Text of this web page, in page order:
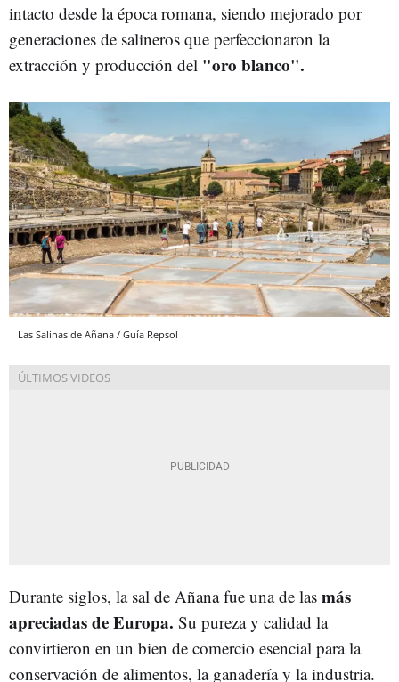
intacto desde la época romana, siendo mejorado por
generaciones de salineros que perfeccionaron la
extracción y producción del "oro blanco".
Las Salinas de Añana / Guía Repsol
Durante siglos, la sal de Añana fue una de las más
apreciadas de Europa. Su pureza y calidad la
convirtieron en un bien de comercio esencial para la
conservación de alimentos, la ganadería y la industria.